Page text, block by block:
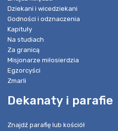
Dziekani i wicedziekani
Godności i odznaczenia
Kapituły
Na studiach
Za granicą
Misjonarze miłosierdzia
Egzorcyści
Zmarli
Dekanaty i parafie
Znajdź parafię lub kościół